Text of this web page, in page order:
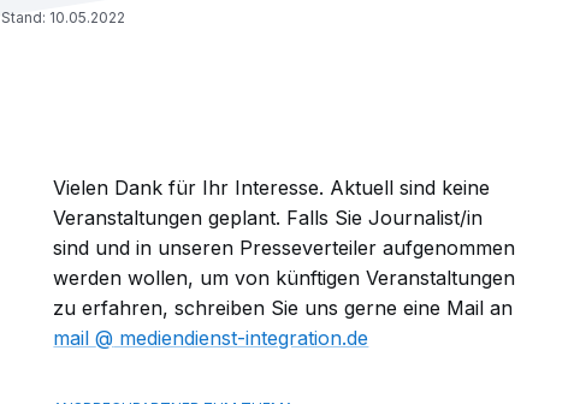
Stand: 10.05.2022
Vielen Dank für Ihr Interesse. Aktuell sind keine
Veranstaltungen geplant. Falls Sie Journalist/in
sind und in unseren Presseverteiler aufgenommen
werden wollen, um von künftigen Veranstaltungen
zu erfahren, schreiben Sie uns gerne eine Mail an
mail​
mediendienst-integration.de